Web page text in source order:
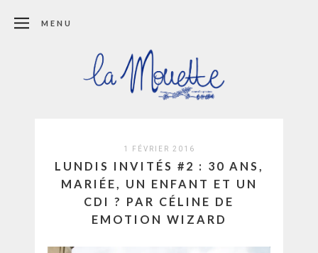
MENU
1 FÉVRIER 2016
LUNDIS INVITÉS #2 : 30 ANS,
MARIÉE, UN ENFANT ET UN
CDI ? PAR CÉLINE DE
EMOTION WIZARD